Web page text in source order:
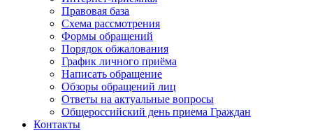
Правовая база
Схема рассмотрения
Формы обращений
Порядок обжалования
График личного приёма
Написать обращение
Обзоры обращений лиц
Ответы на актуальные вопросы
Общероссийский день приема Граждан
Контакты